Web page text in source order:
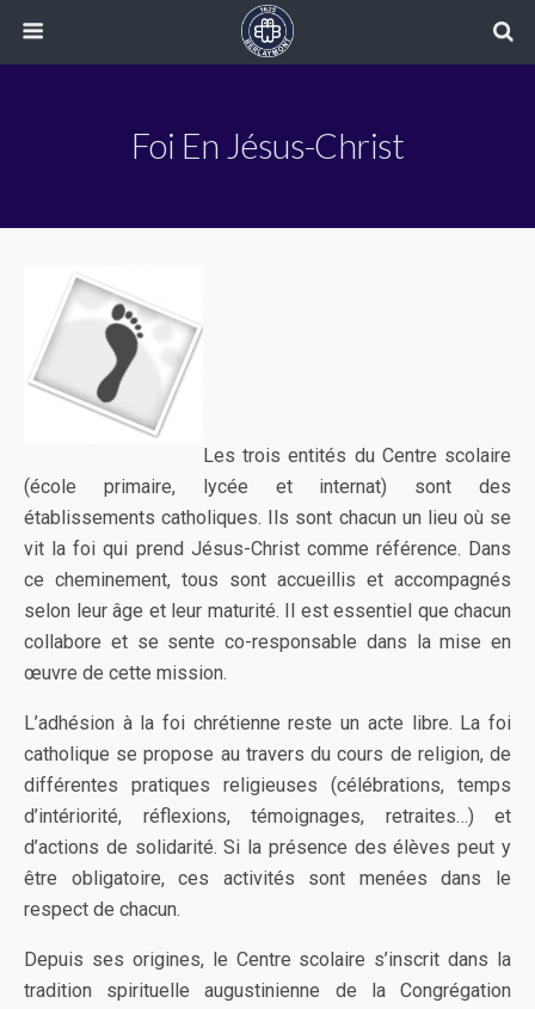
Foi En Jésus-Christ
Les trois entités du Centre scolaire
(école primaire, lycée et internat) sont des
établissements catholiques. Ils sont chacun un lieu où se
vit la foi qui prend Jésus-Christ comme référence. Dans
ce cheminement, tous sont accueillis et accompagnés
selon leur âge et leur maturité. Il est essentiel que chacun
collabore et se sente co-responsable dans la mise en
œuvre de cette mission.
L’adhésion à la foi chrétienne reste un acte libre. La foi
catholique se propose au travers du cours de religion, de
différentes pratiques religieuses (célébrations, temps
d’intériorité, réflexions, témoignages, retraites…) et
d’actions de solidarité. Si la présence des élèves peut y
être obligatoire, ces activités sont menées dans le
respect de chacun.
Depuis ses origines, le Centre scolaire s’inscrit dans la
tradition spirituelle augustinienne de la Congrégation